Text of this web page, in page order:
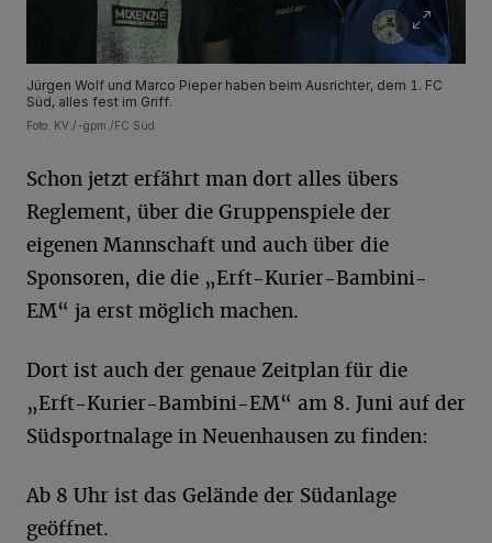
Jürgen Wolf und Marco Pieper haben beim Ausrichter, dem 1. FC
Süd, alles fest im Griff.
Foto: KV./-gpm./FC Süd
Schon jetzt erfährt man dort alles übers
Reglement, über die Gruppenspiele der
eigenen Mannschaft und auch über die
Sponsoren, die die „Erft-Kurier-Bambini-
EM“ ja erst möglich machen.
Dort ist auch der genaue Zeitplan für die
„Erft-Kurier-Bambini-EM“ am 8. Juni auf der
Südsportnalage in Neuenhausen zu finden:
Ab 8 Uhr ist das Gelände der Südanlage
geöffnet.